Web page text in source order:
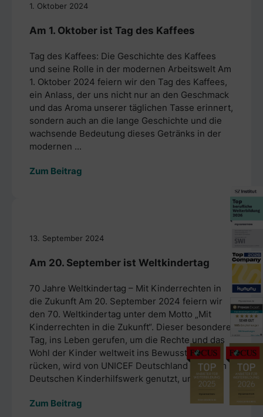
1. Oktober 2024
Am 1. Oktober ist Tag des Kaffees
Tag des Kaffees: Die Geschichte des Kaffees
und seine Rolle in der modernen Arbeitswelt Am
1. Oktober 2024 feiern wir den Tag des Kaffees,
ein Anlass, der uns nicht nur an den Geschmack
und das Aroma unserer täglichen Tasse erinnert,
sondern auch an die lange Geschichte und die
wachsende Bedeutung dieses Getränks in der
modernen ...
Zum Beitrag
13. September 2024
Am 20. September ist Weltkindertag
70 Jahre Weltkindertag – Mit Kinderrechten in
die Zukunft Am 20. September 2024 feiern wir
den 70. Weltkindertag unter dem Motto „Mit
Kinderrechten in die Zukunft“. Dieser besondere
Tag, ins Leben gerufen, um die Rechte und das
Wohl der Kinder weltweit ins Bewusstsein zu
rücken, wird von UNICEF Deutschland und dem
Deutschen Kinderhilfswerk genutzt, um ...
Zum Beitrag